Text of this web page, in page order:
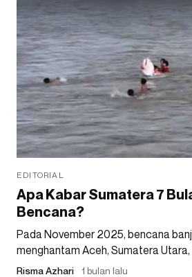
EDITORIAL
Apa Kabar Sumatera 7
Bencana?
Pada November 2025, bencana
menghantam Aceh, Sumatera
Risma Azhari 1 bulan lalu